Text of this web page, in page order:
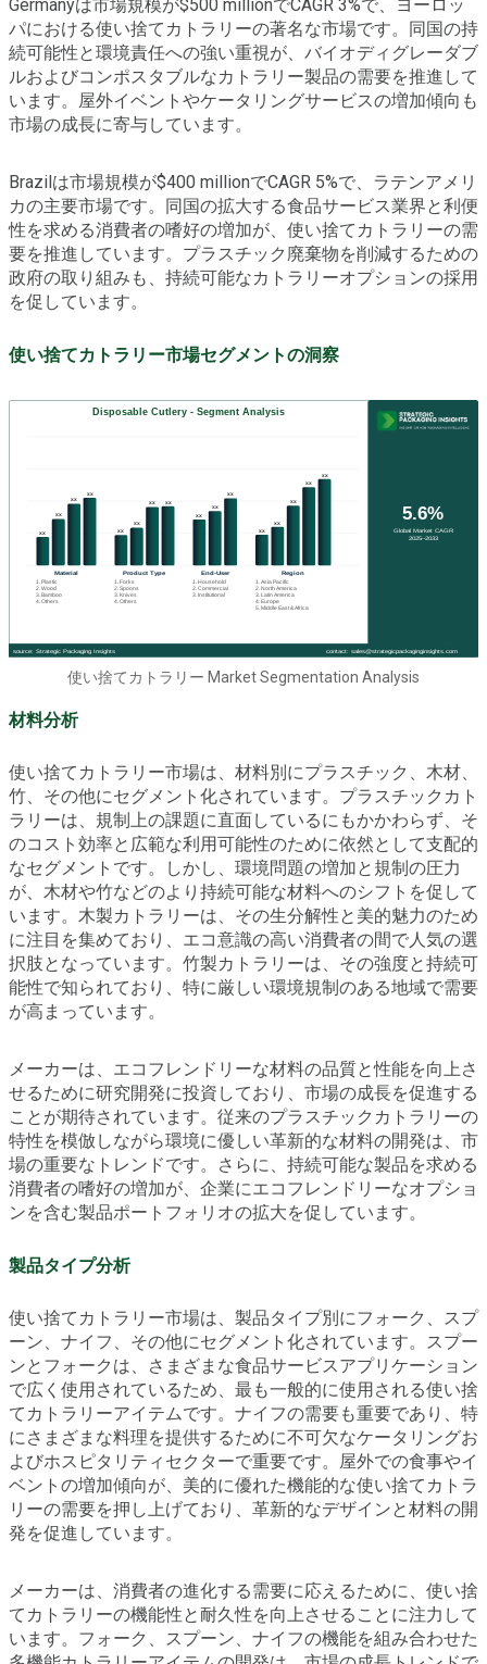
Germanyは市場規模が$500 millionでCAGR 3%で、ヨーロッ
パにおける使い捨てカトラリーの著名な市場です。同国の持
続可能性と環境責任への強い重視が、バイオディグレーダブ
ルおよびコンポスタブルなカトラリー製品の需要を推進して
います。屋外イベントやケータリングサービスの増加傾向も
市場の成長に寄与しています。
Brazilは市場規模が$400 millionでCAGR 5%で、ラテンアメリ
カの主要市場です。同国の拡大する食品サービス業界と利便
性を求める消費者の嗜好の増加が、使い捨てカトラリーの需
要を推進しています。プラスチック廃棄物を削減するための
政府の取り組みも、持続可能なカトラリーオプションの採用
を促しています。
使い捨てカトラリー市場セグメントの洞察
使い捨てカトラリー Market Segmentation Analysis
材料分析
使い捨てカトラリー市場は、材料別にプラスチック、木材、
竹、その他にセグメント化されています。プラスチックカト
ラリーは、規制上の課題に直面しているにもかかわらず、そ
のコスト効率と広範な利用可能性のために依然として支配的
なセグメントです。しかし、環境問題の増加と規制の圧力
が、木材や竹などのより持続可能な材料へのシフトを促して
います。木製カトラリーは、その生分解性と美的魅力のため
に注目を集めており、エコ意識の高い消費者の間で人気の選
択肢となっています。竹製カトラリーは、その強度と持続可
能性で知られており、特に厳しい環境規制のある地域で需要
が高まっています。
メーカーは、エコフレンドリーな材料の品質と性能を向上さ
せるために研究開発に投資しており、市場の成長を促進する
ことが期待されています。従来のプラスチックカトラリーの
特性を模倣しながら環境に優しい革新的な材料の開発は、市
場の重要なトレンドです。さらに、持続可能な製品を求める
消費者の嗜好の増加が、企業にエコフレンドリーなオプショ
ンを含む製品ポートフォリオの拡大を促しています。
製品タイプ分析
使い捨てカトラリー市場は、製品タイプ別にフォーク、スプ
ーン、ナイフ、その他にセグメント化されています。スプー
ンとフォークは、さまざまな食品サービスアプリケーション
で広く使用されているため、最も一般的に使用される使い捨
てカトラリーアイテムです。ナイフの需要も重要であり、特
にさまざまな料理を提供するために不可欠なケータリングお
よびホスピタリティセクターで重要です。屋外での食事やイ
ベントの増加傾向が、美的に優れた機能的な使い捨てカトラ
リーの需要を押し上げており、革新的なデザインと材料の開
発を促進しています。
メーカーは、消費者の進化する需要に応えるために、使い捨
てカトラリーの機能性と耐久性を向上させることに注力して
います。フォーク、スプーン、ナイフの機能を組み合わせた